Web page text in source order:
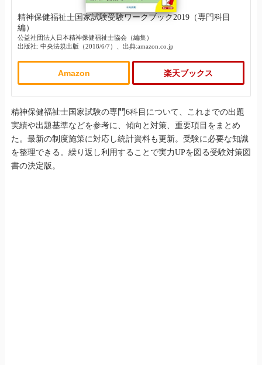
精神保健福祉士国家試験受験ワークブック2019（専門科目
編）
公益社団法人日本精神保健福祉士協会（編集）
出版社: 中央法規出版（2018/6/7）、出典:amazon.co.jp
Amazon 楽天ブックス
精神保健福祉士国家試験の専門6科目について、これまでの出題
実績や出題基準などを参考に、傾向と対策、重要項目をまとめ
た。最新の制度施策に対応し統計資料も更新。受験に必要な知識
を整理できる。繰り返し利用することで実力UPを図る受験対策図
書の決定版。